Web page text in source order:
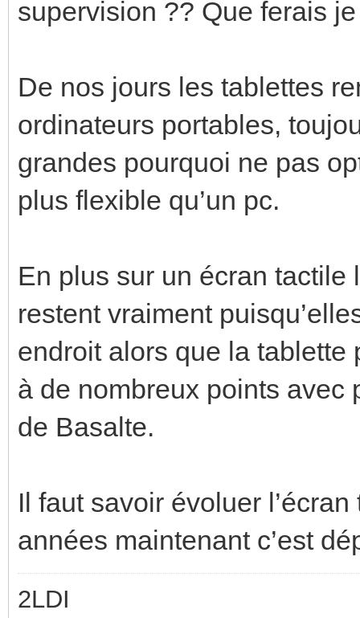
supervision ?? Que ferais
De nos jours les tablettes
ordinateurs portables,
grandes pourquoi ne pas
plus flexible qu’un pc.
En plus sur un écran
restent vraiment
endroit alors que la tablette
à de nombreux points avec
de Basalte.
Il faut savoir évoluer
années maintenant c’est
2LDI